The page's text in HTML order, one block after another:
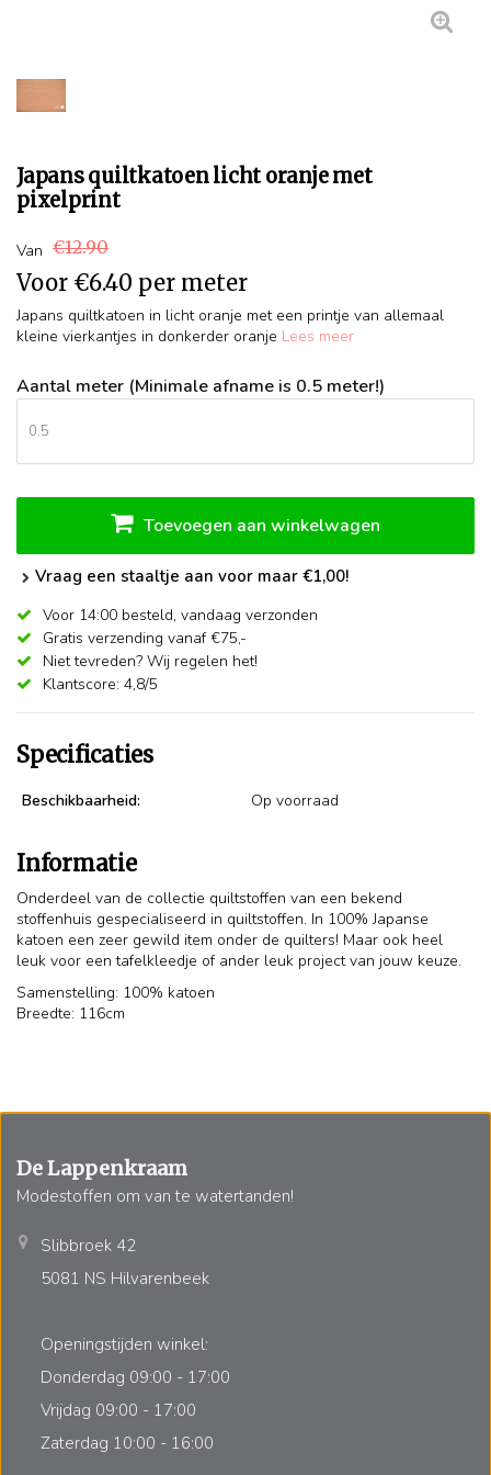
Japans quiltkatoen licht oranje met
pixelprint
Van €12.90
Voor €6.40 per meter
Japans quiltkatoen in licht oranje met een printje van allemaal
kleine vierkantjes in donkerder oranje Lees meer
Aantal meter (Minimale afname is 0.5 meter!)
Toevoegen aan winkelwagen
Vraag een staaltje aan voor maar €1,00!
Voor 14:00 besteld, vandaag verzonden
Gratis verzending vanaf €75,-
Niet tevreden? Wij regelen het!
Klantscore: 4,8/5
Specificaties
Beschikbaarheid: Op voorraad
Informatie
Onderdeel van de collectie quiltstoffen van een bekend
stoffenhuis gespecialiseerd in quiltstoffen. In 100% Japanse
katoen een zeer gewild item onder de quilters! Maar ook heel
leuk voor een tafelkleedje of ander leuk project van jouw keuze.
Samenstelling: 100% katoen
Breedte: 116cm
De Lappenkraam
Modestoffen om van te watertanden!
Slibbroek 42
5081 NS Hilvarenbeek
Openingstijden winkel:
Donderdag 09:00 - 17:00
Vrijdag 09:00 - 17:00
Zaterdag 10:00 - 16:00